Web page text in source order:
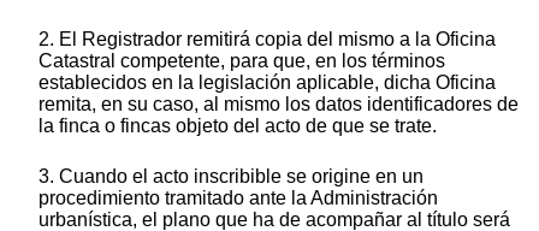
2. El Registrador remitirá copia del mismo a la Oficina
Catastral competente, para que, en los términos
establecidos en la legislación aplicable, dicha Oficina
remita, en su caso, al mismo los datos identificadores de
la finca o fincas objeto del acto de que se trate.
3. Cuando el acto inscribible se origine en un
procedimiento tramitado ante la Administración
urbanística, el plano que ha de acompañar al título será